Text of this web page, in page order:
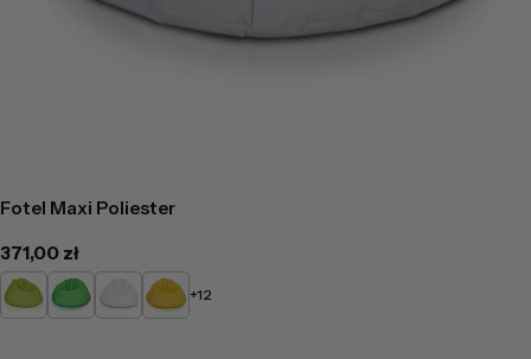
Fotel Maxi Poliester
Cena
regularna
371,00 zł
Limonkowy
Zielony Biały Żółty +12